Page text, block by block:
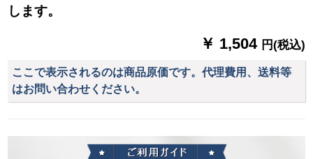
します。
￥ 1,504 円(税込)
ここで表示されるのは商品原価です。代理費用、送料等
はお問い合わせください。